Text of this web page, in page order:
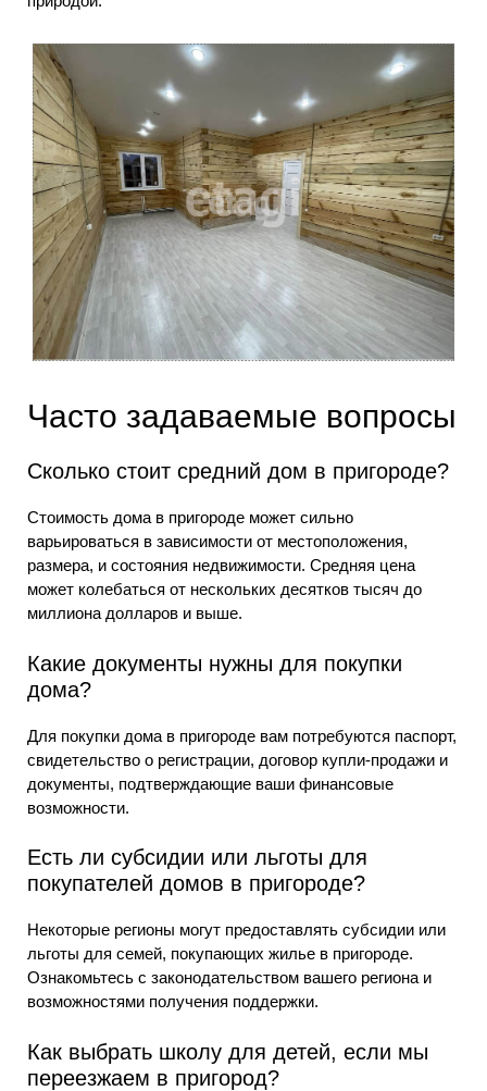
Часто задаваемые вопросы
Сколько стоит средний дом в пригороде?
Стоимость дома в пригороде может сильно
варьироваться в зависимости от местоположения,
размера, и состояния недвижимости. Средняя цена
может колебаться от нескольких десятков тысяч до
миллиона долларов и выше.
Какие документы нужны для покупки
дома?
Для покупки дома в пригороде вам потребуются паспорт,
свидетельство о регистрации, договор купли-продажи и
документы, подтверждающие ваши финансовые
возможности.
Есть ли субсидии или льготы для
покупателей домов в пригороде?
Некоторые регионы могут предоставлять субсидии или
льготы для семей, покупающих жилье в пригороде.
Ознакомьтесь с законодательством вашего региона и
возможностями получения поддержки.
Как выбрать школу для детей, если мы
переезжаем в пригород?